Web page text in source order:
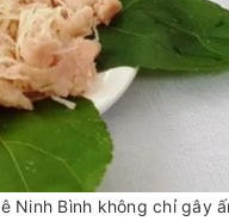
Ninh Bình không chỉ gây